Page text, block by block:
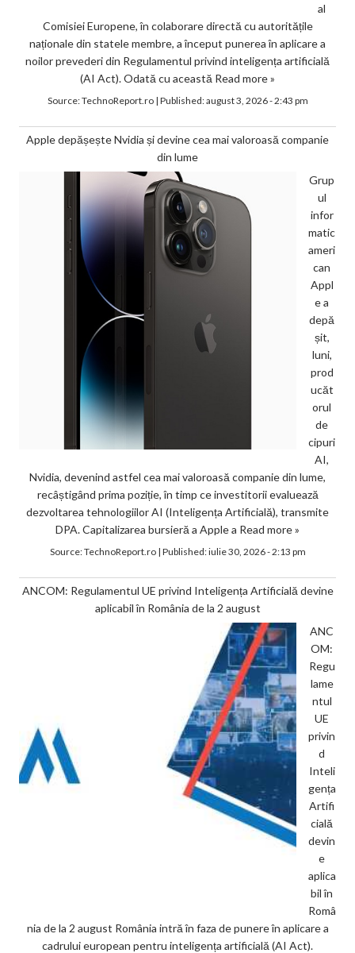
al
Comisiei Europene, în colaborare directă cu autoritățile
naționale din statele membre, a început punerea în aplicare a
noilor prevederi din Regulamentul privind inteligența artificială
(AI Act). Odată cu această Read more »
Source:TechnoReport.ro| Published:august 3, 2026 - 2:43 pm
Apple depășește Nvidia și devine cea mai valoroasă companie
din lume
Grup
ul
infor
matic
ameri
can
Appl
e a
depă
șit,
luni,
prod
ucăt
orul
de
cipuri
AI,
Nvidia, devenind astfel cea mai valoroasă companie din lume,
recâștigând prima poziție, în timp ce investitorii evaluează
dezvoltarea tehnologiilor AI (Inteligența Artificială), transmite
DPA. Capitalizarea bursieră a Apple a Read more »
Source:TechnoReport.ro| Published:iulie 30, 2026 - 2:13 pm
ANCOM: Regulamentul UE privind Inteligența Artificială devine
aplicabil în România de la 2 august
ANC
OM:
Regu
lame
ntul
UE
privin
d
Inteli
gența
Artifi
cială
devin
e
aplica
bil în
Româ
nia de la 2 august România intră în faza de punere în aplicare a
cadrului european pentru inteligența artificială (AI Act).